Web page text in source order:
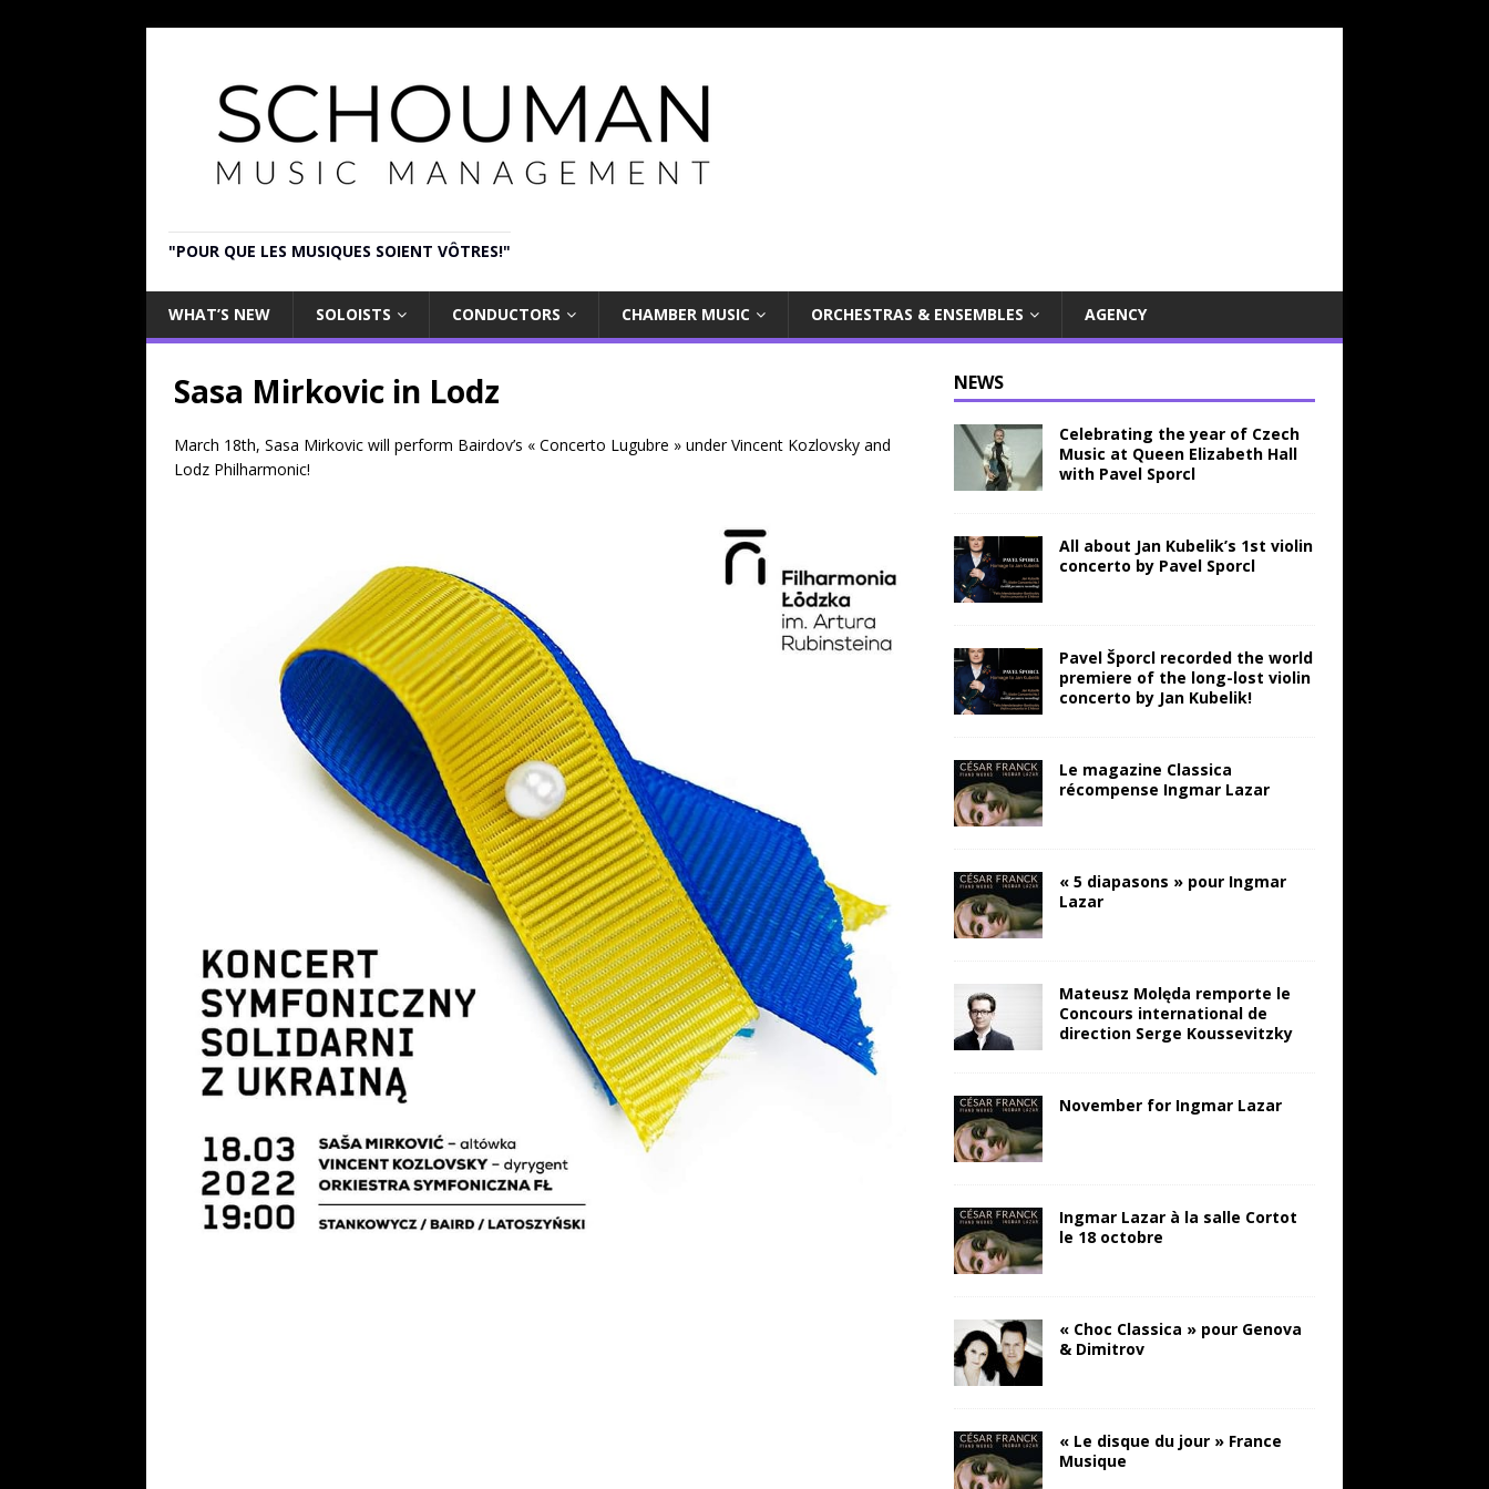
"POUR QUE LES MUSIQUES SOIENT VÔTRES!"
WHAT’S NEW SOLOISTS CONDUCTORS CHAMBER MUSIC ORCHESTRAS & ENSEMBLES AGENCY
Sasa Mirkovic in Lodz
March 18th, Sasa Mirkovic will perform Bairdov’s « Concerto Lugubre » under Vincent Kozlovsky and
Lodz Philharmonic!
NEWS
Celebrating the year of Czech
Music at Queen Elizabeth Hall
with Pavel Sporcl
All about Jan Kubelik’s 1st violin
concerto by Pavel Sporcl
Pavel Šporcl recorded the world
premiere of the long-lost violin
concerto by Jan Kubelik!
Le magazine Classica
récompense Ingmar Lazar
« 5 diapasons » pour Ingmar
Lazar
Mateusz Molęda remporte le
Concours international de
direction Serge Koussevitzky
November for Ingmar Lazar
Ingmar Lazar à la salle Cortot
le 18 octobre
« Choc Classica » pour Genova
& Dimitrov
« Le disque du jour » France
Musique